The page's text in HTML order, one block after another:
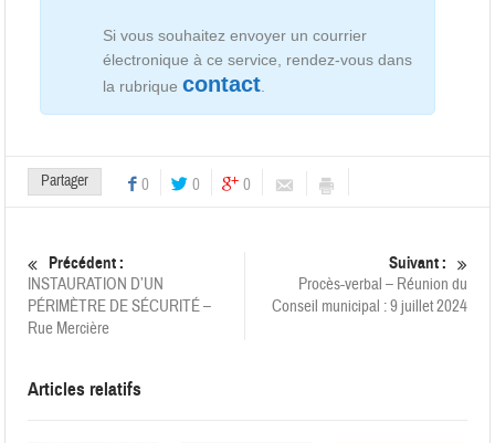
Si vous souhaitez envoyer un courrier
électronique à ce service, rendez-vous dans
la rubriquecontact.
Partager 0 0 0
Précédent :
INSTAURATION D’UN
PÉRIMÈTRE DE SÉCURITÉ –
Rue Mercière
Suivant :
Procès-verbal – Réunion du
Conseil municipal : 9 juillet 2024
Articles relatifs